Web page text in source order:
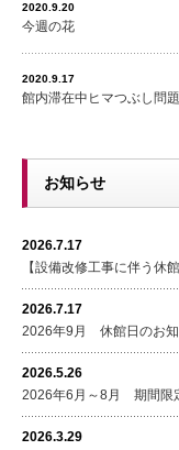
2020.9.20
今週の花
2020.9.17
館内滞在中ヒマつぶし問
お知らせ
2026.7.17
【設備改修工事に伴
2026.7.17
2026年9月 休館日のお
2026.5.26
2026年6月～8月 期間限
2026.3.29